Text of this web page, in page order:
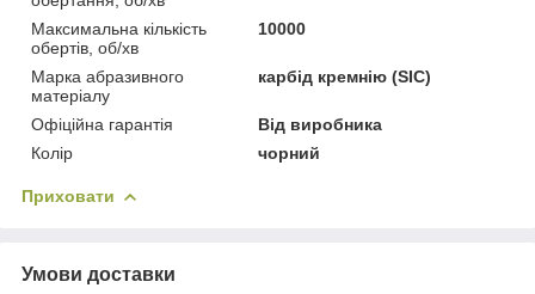
Максимальна кількість
обертів, об/хв
10000
Марка абразивного
матеріалу
карбід кремнію (SIC)
Офіційна гарантія
Від виробника
Колір
чорний
Приховати
Умови доставки